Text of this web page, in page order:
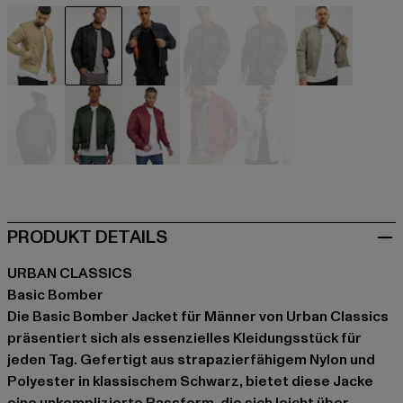
schwarzblau
PRODUKT DETAILS
URBAN CLASSICS
Basic Bomber
Die Basic Bomber Jacket für Männer von Urban Classics
präsentiert sich als essenzielles Kleidungsstück für
jeden Tag. Gefertigt aus strapazierfähigem Nylon und
Polyester in klassischem Schwarz, bietet diese Jacke